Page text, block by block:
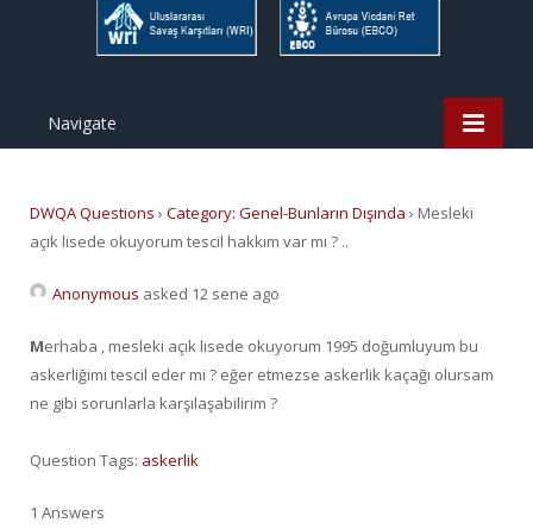
Navigate
DWQA Questions › Category: Genel-Bunların Dışında › Mesleki
açık lisede okuyorum tescil hakkım var mı ? ..
Anonymous asked 12 sene ago
Merhaba , mesleki açık lisede okuyorum 1995 doğumluyum bu
askerliğimi tescil eder mi ? eğer etmezse askerlik kaçağı olursam
ne gibi sorunlarla karşılaşabilirim ?
Question Tags: askerlik
1 Answers